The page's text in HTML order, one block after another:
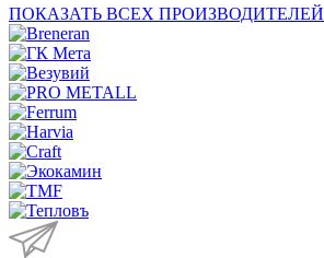
ПОКАЗАТЬ ВСЕХ ПРОИЗВОДИТЕЛЕЙ